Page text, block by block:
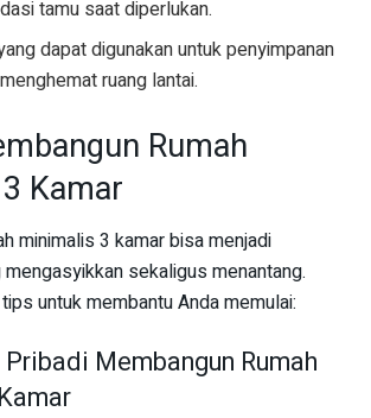
tamu saat diperlukan.
dapat digunakan untuk penyimpanan
ruang lantai.
Rumah
Kamar
minimalis 3 kamar bisa menjadi
sekaligus menantang.
untuk membantu Anda memulai:
Membangun Rumah